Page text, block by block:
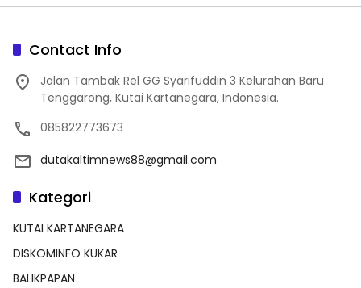
Contact Info
Jalan Tambak Rel GG Syarifuddin 3 Kelurahan Baru
Tenggarong, Kutai Kartanegara, Indonesia.
085822773673
dutakaltimnews88@gmail.com
Kategori
KUTAI KARTANEGARA
DISKOMINFO KUKAR
BALIKPAPAN